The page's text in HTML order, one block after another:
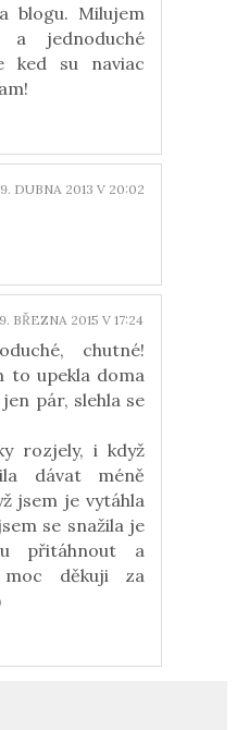
blogu. Milujem
jednoduché
ked su naviac
9. DUBNA 2013 V 20:02
BŘEZNA 2015 V 17:24
chutné!
to upekla doma
pár, slehla se
rozjely, i když
dávat méně
jsem je vytáhla
se snažila je
přitáhnout a
moc děkuji za